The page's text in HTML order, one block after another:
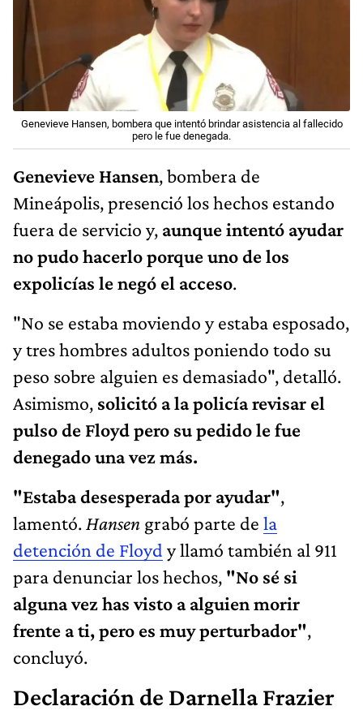
Genevieve Hansen, bombera que intentó brindar asistencia al fallecido
pero le fue denegada.
Genevieve Hansen, bombera de
Mineápolis, presenció los hechos estando
fuera de servicio y, aunque intentó ayudar
no pudo hacerlo porque uno de los
expolicías le negó el acceso.
"No se estaba moviendo y estaba esposado,
y tres hombres adultos poniendo todo su
peso sobre alguien es demasiado", detalló.
Asimismo, solicitó a la policía revisar el
pulso de Floyd pero su pedido le fue
denegado una vez más.
"Estaba desesperada por ayudar",
lamentó. Hansen grabó parte de la
detención de Floyd y llamó también al 911
para denunciar los hechos, "No sé si
alguna vez has visto a alguien morir
frente a ti, pero es muy perturbador",
concluyó.
Declaración de Darnella Frazier